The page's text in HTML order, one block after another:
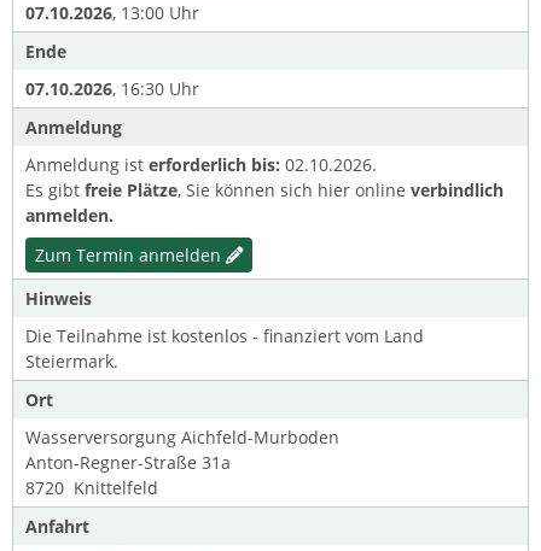
07.10.2026, 13:00 Uhr
Ende
07.10.2026, 16:30 Uhr
Anmeldung
Anmeldung ist erforderlich bis: 02.10.2026.
Es gibt freie Plätze, Sie können sich hier online verbindlich
anmelden.
Zum Termin anmelden
Hinweis
Die Teilnahme ist kostenlos - finanziert vom Land
Steiermark.
Ort
Wasserversorgung Aichfeld-Murboden
Anton-Regner-Straße 31a
8720 Knittelfeld
Anfahrt